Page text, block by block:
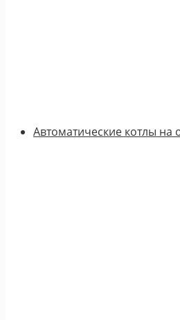
Автоматические котлы на